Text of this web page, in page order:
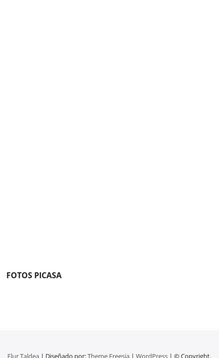
FOTOS PICASA
Elur Taldea | Diseñado por:Theme Freesia |WordPress | © Copyright.